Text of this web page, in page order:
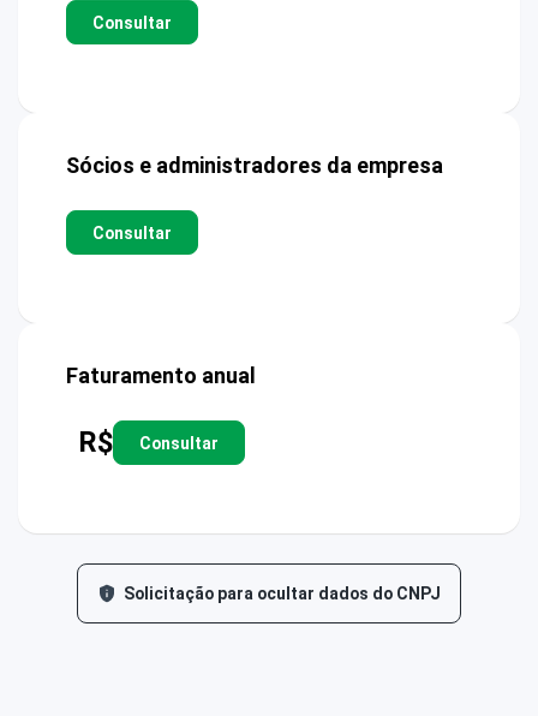
Consultar
Sócios e administradores da empresa
Consultar
Faturamento anual
R$ Consultar
Solicitação para ocultar dados do CNPJ